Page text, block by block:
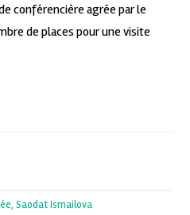
conférencière agrée par le
de places pour une visite
Saodat Ismailova